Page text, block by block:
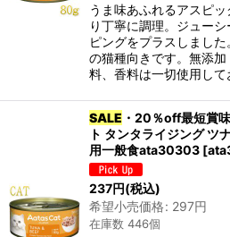
うま味あふれるアスピ
り丁寧に調理。ジュー
ピングをプラスしまし
の猫種向きです。無添
料、香料は一切使用し
SALE ・20％off最短賞
ト タンタライジング ツ
用一般食ata30303 [
237円(税込)
希望小売価格: 297円
在庫数 446個